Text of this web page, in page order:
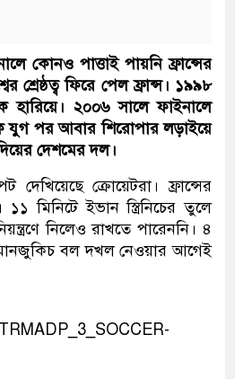
কোনও পাত্তাই পায়নি ফ্রান্সের
শ্রেষ্ঠত্ব ফিরে পেল ফ্রান্স। ১৯৯৮
হারিয়ে। ২০০৬ সালে ফাইনালে
যুগ পর আবার শিরোপার লড়াইয়ে
দেশমের দল।
ক্রোয়েটরা। ফ্রান্সের
মিনিটে ইভান স্ত্রিনিচের তুলে
নিলেও রাখতে পারেননি। ৪
মানজুকিচ বল দখল নেওয়ার আগেই